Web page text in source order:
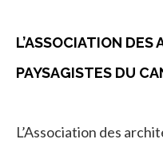
L’ASSOCIATION DES
PAYSAGISTES DU
L’Association des